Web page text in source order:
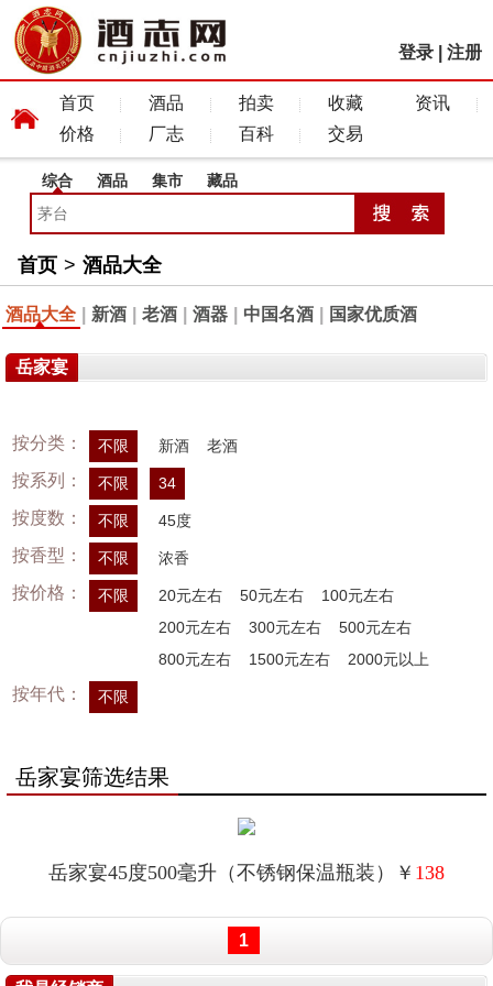
登录 注册
首页 酒品 拍卖 收藏
资讯
价格
厂志 百科 交易
综合 酒品 集市 藏品
首页 > 酒品大全
酒品大全 新酒 老酒 酒器 中国名酒 国家优质酒
岳家宴
按分类： 不限 新酒 老酒
按系列： 不限 34
按度数： 不限 45度
按香型： 不限 浓香
按价格： 不限 20元左右 50元左右
100元左右
200元左右
300元左右
500元左右
800元左右
1500元左右 2000元以上
按年代： 不限
岳家宴筛选结果
岳家宴45度500毫升（不锈钢保温瓶装）￥ 138
1